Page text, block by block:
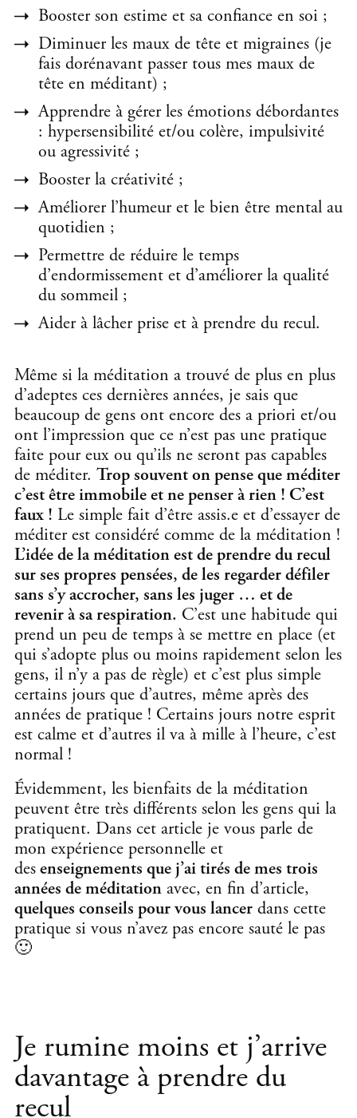
Booster son estime et sa confiance en soi ;
Diminuer les maux de tête et migraines (je
fais dorénavant passer tous mes maux de
tête en méditant) ;
Apprendre à gérer les émotions débordantes
: hypersensibilité et/ou colère, impulsivité
ou agressivité ;
Booster la créativité ;
Améliorer l’humeur et le bien être mental au
quotidien ;
Permettre de réduire le temps
d’endormissement et d’améliorer la qualité
du sommeil ;
Aider à lâcher prise et à prendre du recul.
Même si la méditation a trouvé de plus en plus
d’adeptes ces dernières années, je sais que
beaucoup de gens ont encore des a priori et/ou
ont l’impression que ce n’est pas une pratique
faite pour eux ou qu’ils ne seront pas capables
de méditer. Trop souvent on pense que méditer
c’est être immobile et ne penser à rien ! C’est
faux ! Le simple fait d’être assis.e et d’essayer de
méditer est considéré comme de la méditation !
L’idée de la méditation est de prendre du recul
sur ses propres pensées, de les regarder défiler
sans s’y accrocher, sans les juger … et de
revenir à sa respiration. C’est une habitude qui
prend un peu de temps à se mettre en place (et
qui s’adopte plus ou moins rapidement selon les
gens, il n’y a pas de règle) et c’est plus simple
certains jours que d’autres, même après des
années de pratique ! Certains jours notre esprit
est calme et d’autres il va à mille à l’heure, c’est
normal !
Évidemment, les bienfaits de la méditation
peuvent être très différents selon les gens qui la
pratiquent. Dans cet article je vous parle de
mon expérience personnelle et
desenseignements que j’ai tirés de mes trois
années de méditation avec, en fin d’article,
quelques conseils pour vous lancer dans cette
pratique si vous n’avez pas encore sauté le pas
🙂
Je rumine moins et j’arrive
davantage à prendre du
recul